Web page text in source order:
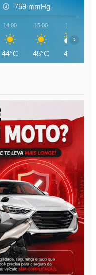
759 mmHg
14:00
44°C
15:00
45°C
16:00
45°C
›